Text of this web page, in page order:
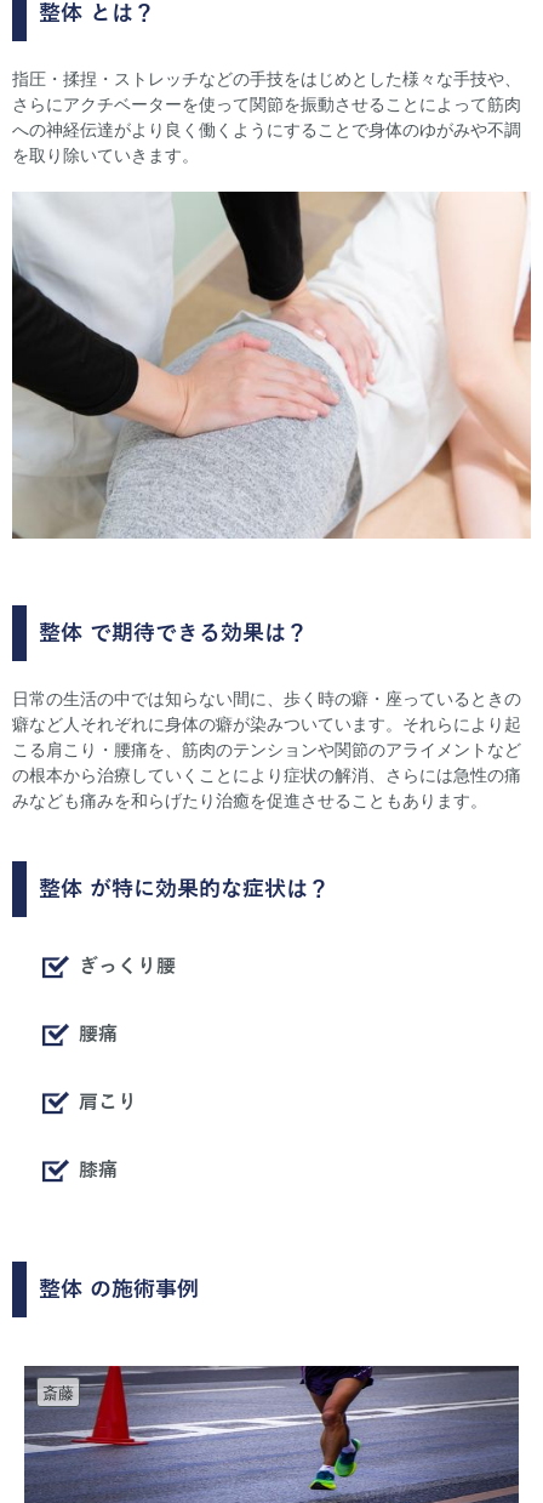
整体 とは？
指圧・揉捏・ストレッチなどの手技をはじめとした様々な手技や、
さらにアクチベーターを使って関節を振動させることによって筋肉
への神経伝達がより良く働くようにすることで身体のゆがみや不調
を取り除いていきます。
整体 で期待できる効果は？
日常の生活の中では知らない間に、歩く時の癖・座っているときの
癖など人それぞれに身体の癖が染みついています。それらにより起
こる肩こり・腰痛を、筋肉のテンションや関節のアライメントなど
の根本から治療していくことにより症状の解消、さらには急性の痛
みなども痛みを和らげたり治癒を促進させることもあります。
整体 が特に効果的な症状は？
ぎっくり腰
腰痛
肩こり
膝痛
整体 の施術事例
斎藤